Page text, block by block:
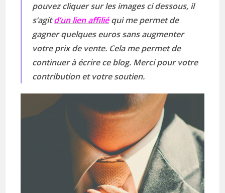
pouvez cliquer sur les images ci dessous, il
s’agitd’un lien affiliéqui me permet de
gagner quelques euros sans augmenter
votre prix de vente. Cela me permet de
continuer à écrire ce blog. Merci pour votre
contribution et votre soutien.